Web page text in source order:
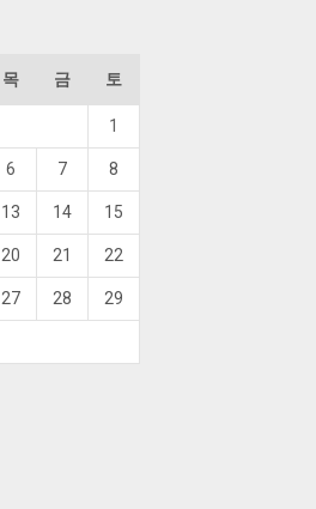
목 금 토
1
6 7 8
13 14 15
20 21 22
27 28 29